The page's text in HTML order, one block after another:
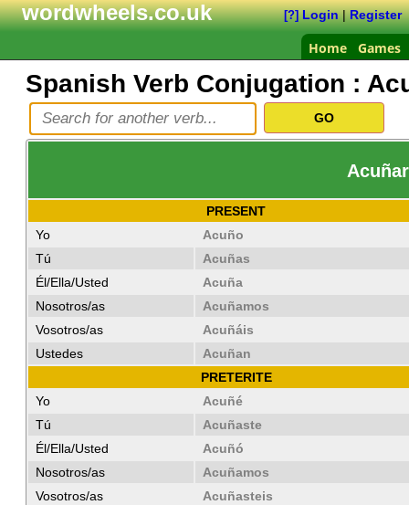
wordwheels.co.uk [?] Login|Register
Home Games
Spanish Verb Conjugation :
PRESENT
Yo
Acuño
Tú
Acuñas
Él/Ella/Usted
Acuña
Nosotros/as
Acuñamos
Vosotros/as
Acuñáis
Ustedes
Acuñan
PRETERITE
Yo
Acuñé
Tú
Acuñaste
Él/Ella/Usted
Acuñó
Nosotros/as
Acuñamos
Vosotros/as
Acuñasteis